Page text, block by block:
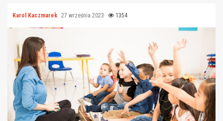
Karol Kaczmarek 27 września 2023 1354